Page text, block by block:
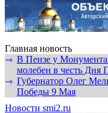
Главная новость
⇾ В Пензе у
молебен в честь Дня
⇾ Губернатор Олег
Победы 9 Мая
Новости smi2.ru